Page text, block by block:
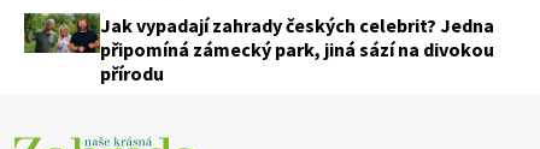
Jak vypadají zahrady českých celebrit? Jedna
připomíná zámecký park, jiná sází na divokou
přírodu